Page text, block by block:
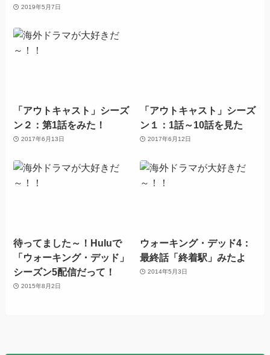
2019年5月7日
「アウトキャスト」シーズ
ン２：第1話をみた！
2017年6月13日
「アウトキャスト」シーズ
ン１：1話～10話を見た
2017年6月12日
待ってました～！Huluで
「ウォーキング・デッド」
シーズン5配信だって！
2015年8月2日
ウォーキング・デッド4：
最終話「終着駅」みたよ
2014年5月3日